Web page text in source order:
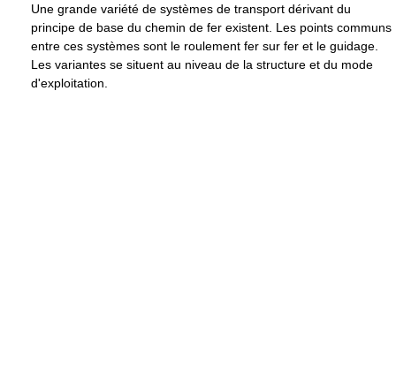
Une grande variété de systèmes de transport dérivant du
principe de base du chemin de fer existent. Les points communs
entre ces systèmes sont le roulement fer sur fer et le guidage.
Les variantes se situent au niveau de la structure et du mode
d'exploitation.